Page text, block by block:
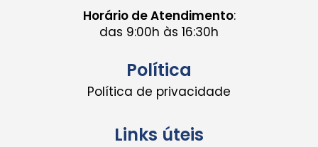
Horário de Atendimento:
das 9:00h às 16:30h
Política
Política de privacidade
Links úteis